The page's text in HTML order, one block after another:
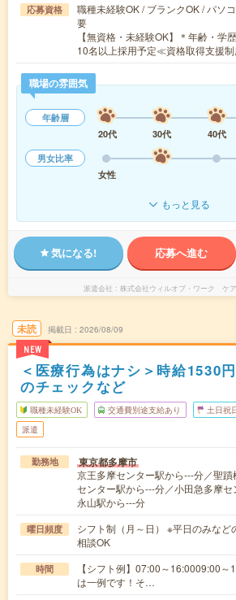
応募資格
職種未経験OK / ブランクOK / パソ
要
【無資格・未経験OK】＊年齢・学
10名以上採用予定≪資格取得支援
職場の雰囲気
年齢層
20代
30代 40代
男女比率
女性
もっと見る
気になる! 応募へ進む
派遣会社 株式会社ウィルオブ・ワーク ケ
未読
NEW
掲載日 2026/08/09
＜医療行為はナシ＞時給1530
のチェックなど
職種未経験OK 交通費別途支給あり 土日祝
派遣
勤務地 東京都多摩市
京王多摩センター駅から---分／聖
センター駅から---分／小田急多摩
永山駅から---分
曜日頻度
シフト制（月～日） ※平日のみなど
相談OK
時間
【シフト例】07:00～16:0009:00
は一例です！そ…